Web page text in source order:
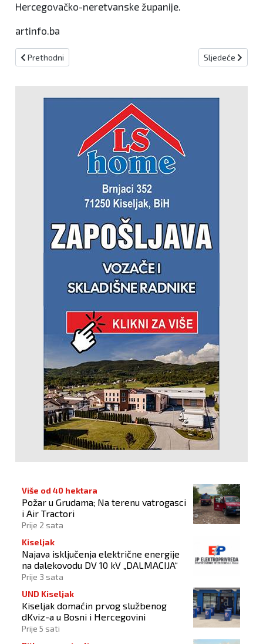
Hercegovačko-neretvanske županije.
artinfo.ba
Prethodni članak: Udruženje sudaca FBiH smatra neprimjerenim
Prethodni Sljedeći
Sljedeće
Više od 40 hektara
Požar u Grudama; Na terenu vatrogasci
i Air Tractori
Prije 2 sata
Kiseljak
Najava isključenja električne energije
na dalekovodu DV 10 kV „DALMACIJA“
Prije 3 sata
UND Kiseljak
Kiseljak domaćin prvog službenog
dKviz-a u Bosni i Hercegovini
Prije 5 sati